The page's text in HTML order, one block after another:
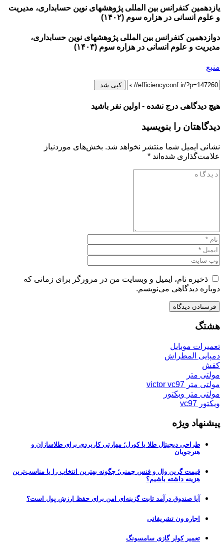
یازدهمین کنفرانس بین المللی پژوهشهای نوین حسابداری، مدیریت
و علوم انسانی در هزاره سوم (۱۴۰۲)
دوازدهمین کنفرانس بین المللی پژوهشهای نوین حسابداری،
مدیریت و علوم انسانی در هزاره سوم (۱۴۰۳)
منبع
کپی شد.
هیچ دیدگاهی درج نشده - اولین نفر باشید
دیدگاهتان را بنویسید
نشانی ایمیل شما منتشر نخواهد شد. بخش‌های موردنیاز
علامت‌گذاری شده‌اند *
ذخیره نام، ایمیل و وبسایت من در مرورگر برای زمانی که
دوباره دیدگاهی می‌نویسم.
هشتگ
تعمیرات موبایل
دمپایی المطراش
کفش
مولتی متر
مولتی متر victor vc97
مولتی متر ویکتور
ویکتور vc97
پیشنهاد ویژه
طراحی دیجیتال طلا با کورل؛ مهارتی کاربردی برای طلاسازان و
هنرجویان
قیمت گرین وال و فنس چمنی؛ چگونه بهترین انتخاب را با مناسب‌ترین
هزینه داشته باشیم؟
آیا صندوق درآمد ثابت گزینه‌ای امن برای حفظ ارزش پول است؟
اجاره ون تشریفاتی
تعمیر کولر گازی سامسونگ